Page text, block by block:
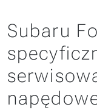
Subaru